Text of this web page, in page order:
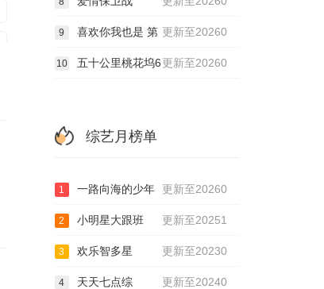
更新至20260
9 喜欢你我也是 第
更新至20260
10 五十公里桃花坞6
综艺月榜单
更新至20260
1 一路向海的少年
更新至20251
2 小明星大跟班
更新至20230
3 欢乐智多星
更新至20240
4 天天七点综